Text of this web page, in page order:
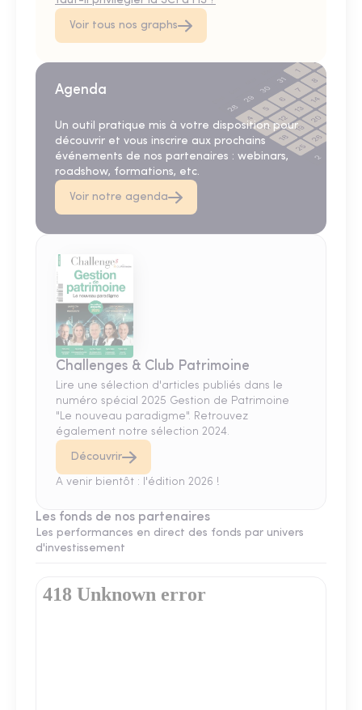
Voir tous nos graphs
Agenda
Un outil pratique mis à votre disposition pour
découvrir et vous inscrire aux prochains
événements de nos partenaires : webinars,
roadshow, formations, etc.
Voir notre agenda
Challenges & Club Patrimoine
Lire une sélection d'articles publiés dans le
numéro spécial 2025 Gestion de Patrimoine
"Le nouveau paradigme". Retrouvez
également notre sélection 2024.
Découvrir
A venir bientôt : l'édition 2026 !
Les fonds de nos partenaires
Les performances en direct des fonds par univers
d'investissement